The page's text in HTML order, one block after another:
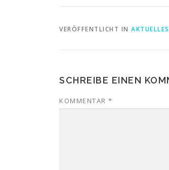
VERÖFFENTLICHT IN AKTUELLES
SCHREIBE EINEN
KOMMENTAR *